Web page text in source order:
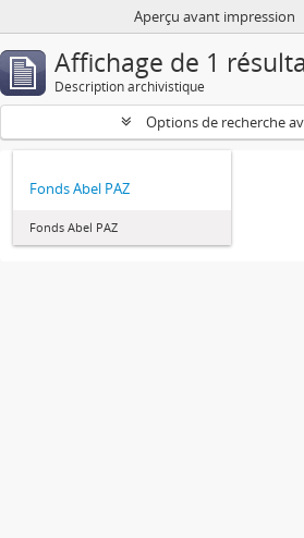
Aperçu avant impression
Affichage de 1
Description archivistique
Options de recherche
Fonds Abel PAZ
Fonds Abel PAZ